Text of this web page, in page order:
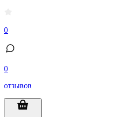
0
0
отзывов